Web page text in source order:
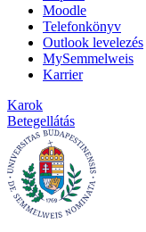
Moodle
Telefonkönyv
Outlook levelezés
MySemmelweis
Karrier
Karok
Betegellátás